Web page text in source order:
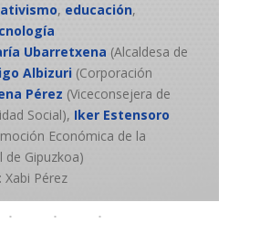
, educación,
Ubarretxena (Alcaldesa de
Albizuri(Corporación
Pérez (Viceconsejera de
Social), Iker Estensoro
Económica de la
de Gipuzkoa)
Xabi Pérez